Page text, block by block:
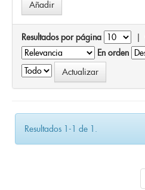
Resultados por página |
En orden
Resultados 1-1 de 1.